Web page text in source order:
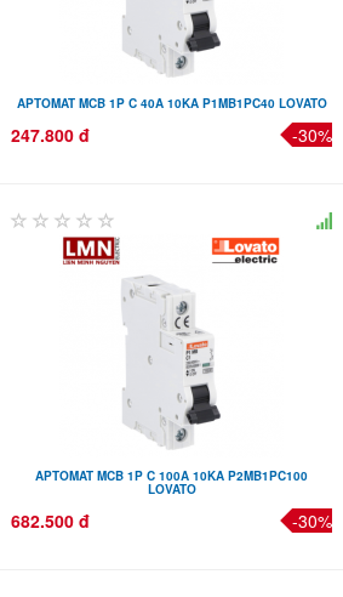
APTOMAT MCB 1P C 40A 10KA P1MB1PC40 LOVATO
247.800 đ -30%
APTOMAT MCB 1P C 100A 10KA P2MB1PC100
LOVATO
682.500 đ -30%